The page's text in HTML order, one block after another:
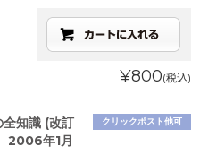
¥800(税込)
クリックポスト他可
全知識 (改訂
年1月